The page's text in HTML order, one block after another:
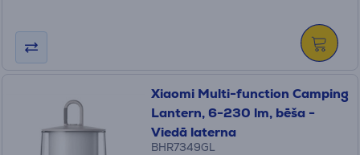
Xiaomi Multi-function Camping
Lantern, 6-230 lm, bēša -
Viedā laterna
BHR7349GL